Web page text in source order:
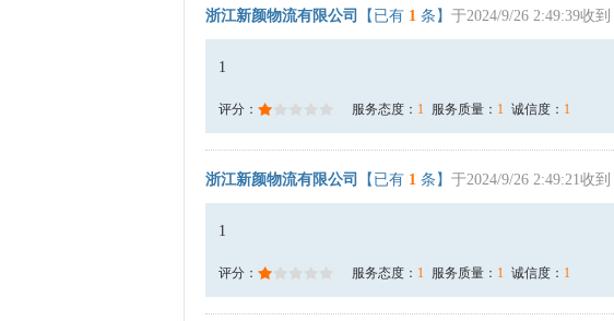
浙江新颜物流有限公司 【已有 1 条】 于2024/9/26 2:49:39收到
1
评分： 服务态度： 1 服务质量： 1 诚信度： 1
浙江新颜物流有限公司 【已有 1 条】 于2024/9/26 2:49:21收到
1
评分： 服务态度： 1 服务质量： 1 诚信度： 1